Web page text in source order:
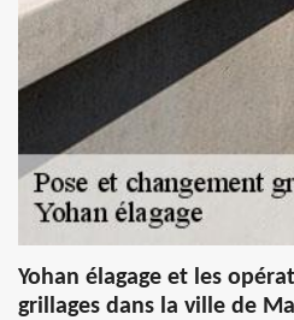
Yohan élagage et les
grillages dans la ville de